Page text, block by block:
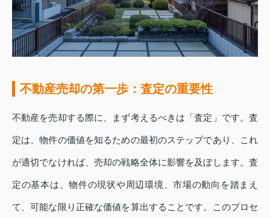
不動産売却の第一歩：査定の重要性
不動産を売却する際に、まず考えるべきは「査定」です。査
定は、物件の価値を知るための最初のステップであり、これ
が適切でなければ、売却の戦略全体に影響を及ぼします。査
定の基本は、物件の現状や周辺環境、市場の動向を踏まえ
て、可能な限り正確な価値を算出することです。このプロセ